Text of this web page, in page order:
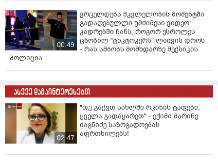
00:49
ვრცელდება მკვლელობის მომენტში
გადაღებულლი უმძიმესი ვიდეო:
კადრებში ჩანს, როგორ ესროლეს
ცნობილ "ტიკტოკერს" ლაივის დროს
- რას ამბობს მომხდარზე მექსიკის
პოლიცია
ასევე დაგაინტერესებთ
02:47
"თუ გაქვთ სახლში რკინის ტაფები,
ყველა გადაყარეთ" - ექიმი მარინე
ძაგნიძე საზოგადოებას
აფრთხილებს!